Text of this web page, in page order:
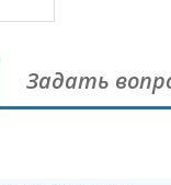
Задать